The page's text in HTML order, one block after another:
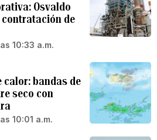
Osvaldo
contratación de
10:33 a.m.
calor: bandas de
seco con
10:01 a.m.